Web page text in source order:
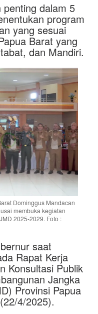
penting dalam 5
program
yang sesuai
Barat yang
dan Mandiri.
Dominggus Mandacan
membuka kegiatan
2025-2029. Foto :
saat
Rapat Kerja
Konsultasi Publik
Jangka
Provinsi Papua
4/2025).